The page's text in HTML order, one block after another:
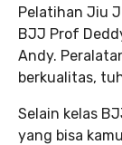
Pelatihan Jiu
BJJ Prof
Andy.
berkualitas,
Selain kelas
yang bisa